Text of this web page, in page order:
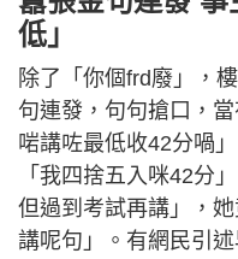
低」
除了「你個frd廢」，
句連發，句句搶口，
啱講咗最低收42分喎
「我四捨五入咪42分
但過到考試再講」，
講呢句」。有網民引